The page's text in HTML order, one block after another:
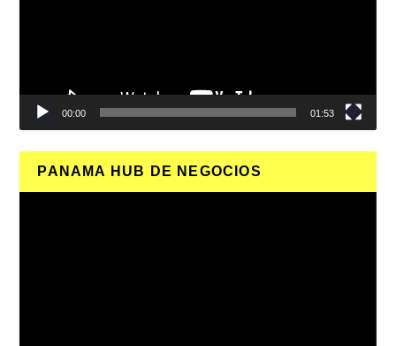
00:00 01:53
PANAMA HUB DE NEGOCIOS